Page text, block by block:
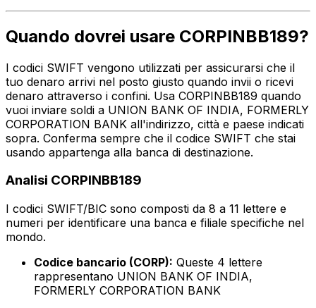
Quando dovrei usare CORPINBB189?
I codici SWIFT vengono utilizzati per assicurarsi che il
tuo denaro arrivi nel posto giusto quando invii o ricevi
denaro attraverso i confini. Usa CORPINBB189 quando
vuoi inviare soldi a UNION BANK OF INDIA, FORMERLY
CORPORATION BANK all'indirizzo, città e paese indicati
sopra. Conferma sempre che il codice SWIFT che stai
usando appartenga alla banca di destinazione.
Analisi CORPINBB189
I codici SWIFT/BIC sono composti da 8 a 11 lettere e
numeri per identificare una banca e filiale specifiche nel
mondo.
Codice bancario (CORP): Queste 4 lettere
rappresentano UNION BANK OF INDIA,
FORMERLY CORPORATION BANK